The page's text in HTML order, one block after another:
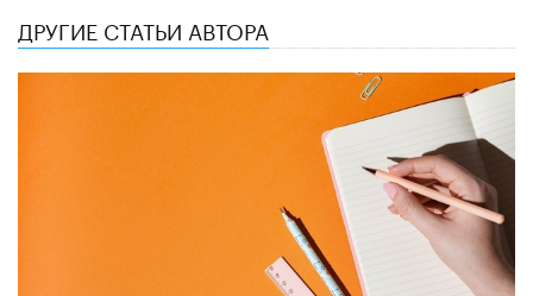
ДРУГИЕ СТАТЬИ АВТОРА